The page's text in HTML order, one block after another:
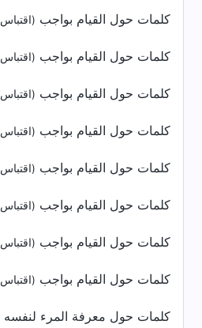
كلمات حول القيام بواجب (اقتباس 32)
كلمات حول القيام بواجب (اقتباس 33)
كلمات حول القيام بواجب (اقتباس 34)
كلمات حول القيام بواجب (اقتباس 35)
كلمات حول القيام بواجب (اقتباس 36)
كلمات حول القيام بواجب (اقتباس 37)
كلمات حول القيام بواجب (اقتباس 39)
كلمات حول القيام بواجب (اقتباس 41)
كلمات حول معرفة المرء لنفسه